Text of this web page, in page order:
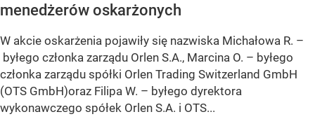
menedżerów oskarżonych
W akcie oskarżenia pojawiły się nazwiska Michałowa R. –
byłego członka zarządu Orlen S.A., Marcina O. – byłego
członka zarządu spółki Orlen Trading Switzerland GmbH
(OTS GmbH)oraz Filipa W. – byłego dyrektora
wykonawczego spółek Orlen S.A. i OTS...